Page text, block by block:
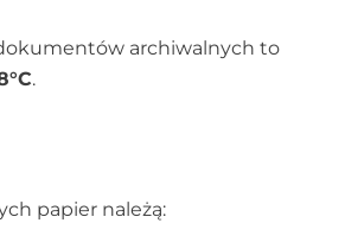
archiwalnych to
.
papier należą: